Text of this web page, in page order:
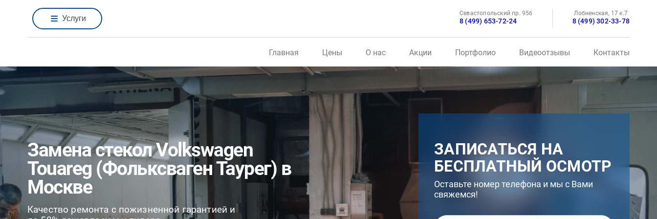
Услуги
Севастопольский пр. 95б
8 (499) 653-72-24
Лобненская, 17 к.7
8 (499) 302-33-78
Главная Цены О нас Акции Портфолио Видеоотзывы Контакты
Замена стекол Volkswagen
Touareg (Фольксваген Таурег) в
Москве
Качество ремонта с пожизненной гарантией и
ЗАПИСАТЬСЯ НА
БЕСПЛАТНЫЙ ОСМОТР
Оставьте номер телефона и мы с Вами
свяжемся!